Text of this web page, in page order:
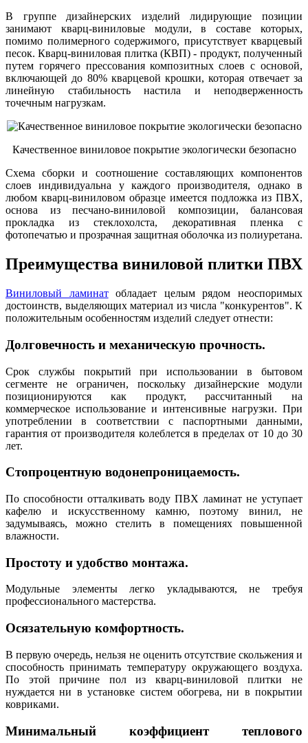
В группе дизайнерских изделий лидирующие позиции
занимают кварц-виниловые модули, в составе которых,
помимо полимерного содержимого, присутствует кварцевый
песок. Кварц-виниловая плитка (КВП) - продукт, полученный
путем горячего прессования композитных слоев с основой,
включающей до 80% кварцевой крошки, которая отвечает за
линейную стабильность настила и неподверженность
точечным нагрузкам.
Качественное виниловое покрытие экологически безопасно
Схема сборки и соотношение составляющих компонентов
слоев индивидуальна у каждого производителя, однако в
любом кварц-виниловом образце имеется подложка из ПВХ,
основа из песчано-виниловой композиции, балансовая
прокладка из стеклохолста, декоративная пленка с
фотопечатью и прозрачная защитная оболочка из полиуретана.
Преимущества виниловой плитки ПВХ
Виниловый ламинатобладает целым рядом неоспоримых
достоинств, выделяющих материал из числа "конкурентов". К
положительным особенностям изделий следует отнести:
Долговечность и механическую прочность.
Срок службы покрытий при использовании в бытовом
сегменте не ограничен, поскольку дизайнерские модули
позиционируются как продукт, рассчитанный на
коммерческое использование и интенсивные нагрузки. При
употреблении в соответствии с паспортными данными,
гарантия от производителя колеблется в пределах от 10 до 30
лет.
Стопроцентную водонепроницаемость.
По способности отталкивать воду ПВХ ламинат не уступает
кафелю и искусственному камню, поэтому винил, не
задумываясь, можно стелить в помещениях повышенной
влажности.
Простоту и удобство монтажа.
Модульные элементы легко укладываются, не требуя
профессионального мастерства.
Осязательную комфортность.
В первую очередь, нельзя не оценить отсутствие скольжения и
способность принимать температуру окружающего воздуха.
По этой причине пол из кварц-виниловой плитки не
нуждается ни в установке систем обогрева, ни в покрытии
ковриками.
Минимальный коэффициент теплового